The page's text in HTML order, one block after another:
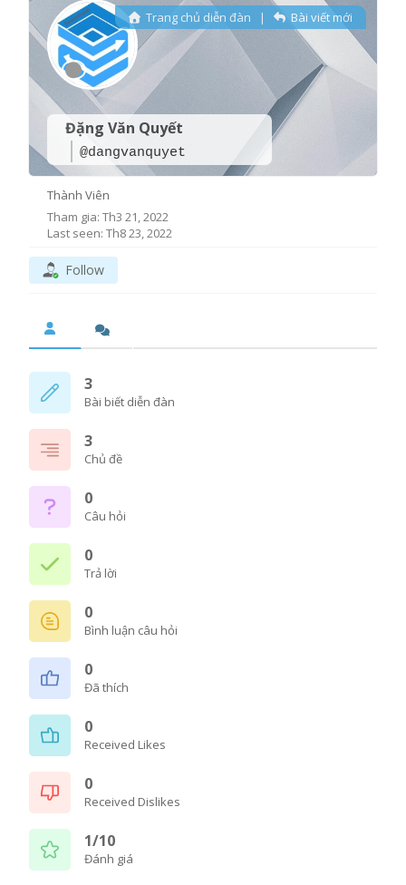
Đặng Văn Quyết
@dangvanquyet
Trang chủ diễn đàn | Bài viết mới
Thành Viên
Tham gia: Th3 21, 2022
Last seen: Th8 23, 2022
Follow
3
Bài biết diễn đàn
3
Chủ đề
0
Câu hỏi
0
Trả lời
0
Bình luận câu hỏi
0
Đã thích
0
Received Likes
0
Received Dislikes
1/10
Đánh giá